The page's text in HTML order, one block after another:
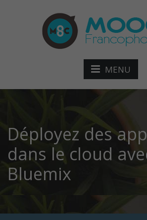
MENU
Déployez des
dans le cloud
Bluemix